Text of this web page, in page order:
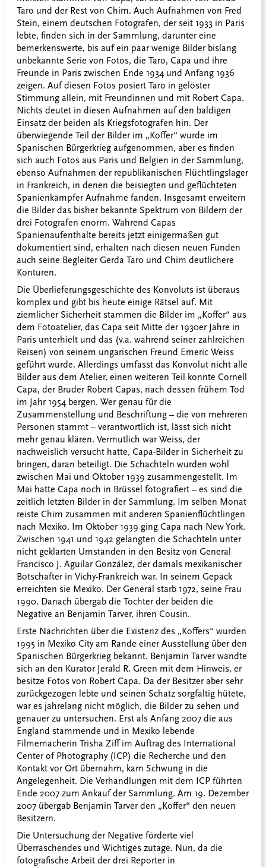
Taro und der Rest von Chim. Auch Aufnahmen von Fred
Stein, einem deutschen Fotografen, der seit 1933 in Paris
lebte, finden sich in der Sammlung, darunter eine
bemerkenswerte, bis auf ein paar wenige Bilder bislang
unbekannte Serie von Fotos, die Taro, Capa und ihre
Freunde in Paris zwischen Ende 1934 und Anfang 1936
zeigen. Auf diesen Fotos posiert Taro in gelöster
Stimmung allein, mit Freundinnen und mit Robert Capa.
Nichts deutet in diesen Aufnahmen auf den baldigen
Einsatz der beiden als Kriegsfotografen hin. Der
überwiegende Teil der Bilder im „Koffer“ wurde im
Spanischen Bürgerkrieg aufgenommen, aber es finden
sich auch Fotos aus Paris und Belgien in der Sammlung,
ebenso Aufnahmen der republikanischen Flüchtlingslager
in Frankreich, in denen die beisiegten und geflüchteten
Spanienkämpfer Aufnahme fanden. Insgesamt erweitern
die Bilder das bisher bekannte Spektrum von Bildern der
drei Fotografen enorm. Während Capas
Spanienaufenthalte bereits jetzt einigermaßen gut
dokumentiert sind, erhalten nach diesen neuen Funden
auch seine Begleiter Gerda Taro und Chim deutlichere
Konturen.
Die Überlieferungsgeschichte des Konvoluts ist überaus
komplex und gibt bis heute einige Rätsel auf. Mit
ziemlicher Sicherheit stammen die Bilder im „Koffer“ aus
dem Fotoatelier, das Capa seit Mitte der 1930er Jahre in
Paris unterhielt und das (v.a. während seiner zahlreichen
Reisen) von seinem ungarischen Freund Emeric Weiss
geführt wurde. Allerdings umfasst das Konvolut nicht alle
Bilder aus dem Atelier, einen weiteren Teil konnte Cornell
Capa, der Bruder Robert Capas, nach dessen frühem Tod
im Jahr 1954 bergen. Wer genau für die
Zusammenstellung und Beschriftung – die von mehreren
Personen stammt – verantwortlich ist, lässt sich nicht
mehr genau klären. Vermutlich war Weiss, der
nachweislich versucht hatte, Capa-Bilder in Sicherheit zu
bringen, daran beteiligt. Die Schachteln wurden wohl
zwischen Mai und Oktober 1939 zusammengestellt. Im
Mai hatte Capa noch in Brüssel fotografiert – es sind die
zeitlich letzten Bilder in der Sammlung. Im selben Monat
reiste Chim zusammen mit anderen Spanienflüchtlingen
nach Mexiko. Im Oktober 1939 ging Capa nach New York.
Zwischen 1941 und 1942 gelangten die Schachteln unter
nicht geklärten Umständen in den Besitz von General
Francisco J. Aguilar González, der damals mexikanischer
Botschafter in Vichy-Frankreich war. In seinem Gepäck
erreichten sie Mexiko. Der General starb 1972, seine Frau
1990. Danach übergab die Tochter der beiden die
Negative an Benjamin Tarver, ihren Cousin.
Erste Nachrichten über die Existenz des „Koffers“ wurden
1995 in Mexiko City am Rande einer Ausstellung über den
Spanischen Bürgerkrieg bekannt. Benjamin Tarver wandte
sich an den Kurator Jerald R. Green mit dem Hinweis, er
besitze Fotos von Robert Capa. Da der Besitzer aber sehr
zurückgezogen lebte und seinen Schatz sorgfältig hütete,
war es jahrelang nicht möglich, die Bilder zu sehen und
genauer zu untersuchen. Erst als Anfang 2007 die aus
England stammende und in Mexiko lebende
Filmemacherin Trisha Ziff im Auftrag des International
Center of Photography (ICP) die Recherche und den
Kontakt vor Ort übernahm, kam Schwung in die
Angelegenheit. Die Verhandlungen mit dem ICP führten
Ende 2007 zum Ankauf der Sammlung. Am 19. Dezember
2007 übergab Benjamin Tarver den „Koffer“ den neuen
Besitzern.
Die Untersuchung der Negative förderte viel
Überraschendes und Wichtiges zutage. Nun, da die
fotografische Arbeit der drei Reporter in